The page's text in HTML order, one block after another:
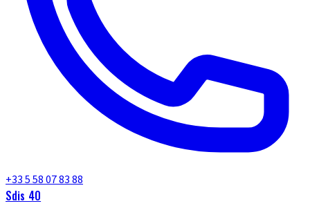
+33 5 58 07 83 88
Sdis 40